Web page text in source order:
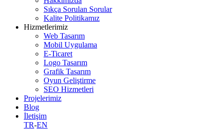
Sıkça Sorulan Sorular
Kalite Politikamız
Hizmetlerimiz
Web Tasarım
Mobil Uygulama
E-Ticaret
Logo Tasarım
Grafik Tasarım
Oyun Geliştirme
SEO Hizmetleri
Projelerimiz
Blog
İletişim
TR-EN